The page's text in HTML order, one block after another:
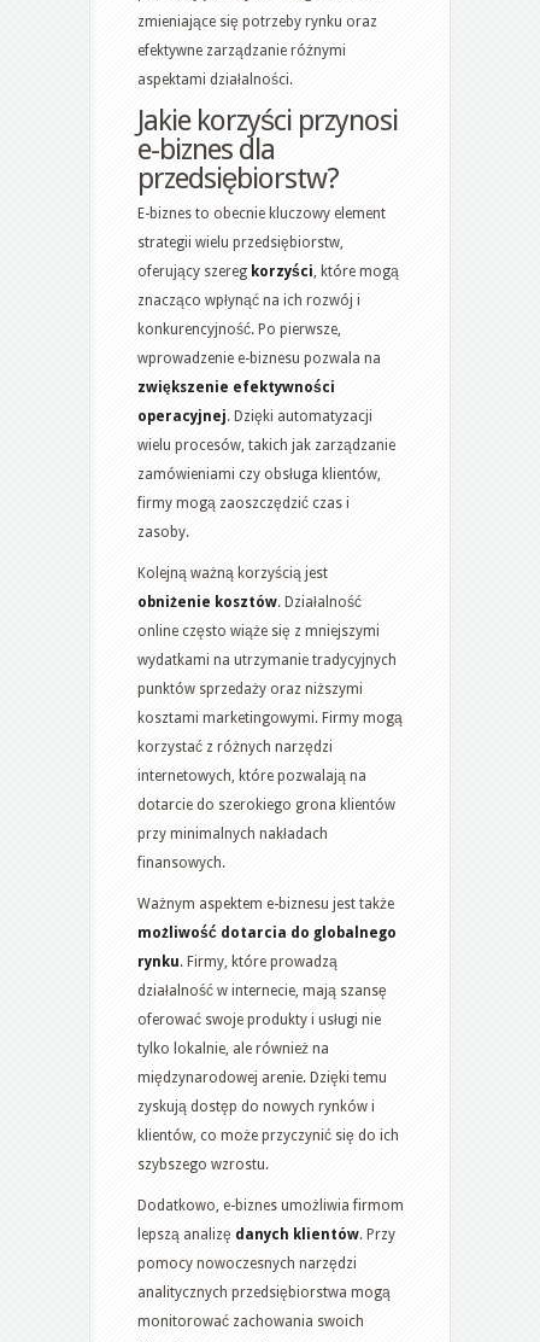
zmieniające się potrzeby rynku oraz
efektywne zarządzanie różnymi
aspektami działalności.
Jakie korzyści przynosi
e-biznes dla
przedsiębiorstw?
E-biznes to obecnie kluczowy element
strategii wielu przedsiębiorstw,
oferujący szereg korzyści, które mogą
znacząco wpłynąć na ich rozwój i
konkurencyjność. Po pierwsze,
wprowadzenie e-biznesu pozwala na
zwiększenie efektywności
operacyjnej. Dzięki automatyzacji
wielu procesów, takich jak zarządzanie
zamówieniami czy obsługa klientów,
firmy mogą zaoszczędzić czas i
zasoby.
Kolejną ważną korzyścią jest
obniżenie kosztów. Działalność
online często wiąże się z mniejszymi
wydatkami na utrzymanie tradycyjnych
punktów sprzedaży oraz niższymi
kosztami marketingowymi. Firmy mogą
korzystać z różnych narzędzi
internetowych, które pozwalają na
dotarcie do szerokiego grona klientów
przy minimalnych nakładach
finansowych.
Ważnym aspektem e-biznesu jest także
możliwość dotarcia do globalnego
rynku. Firmy, które prowadzą
działalność w internecie, mają szansę
oferować swoje produkty i usługi nie
tylko lokalnie, ale również na
międzynarodowej arenie. Dzięki temu
zyskują dostęp do nowych rynków i
klientów, co może przyczynić się do ich
szybszego wzrostu.
Dodatkowo, e-biznes umożliwia firmom
lepszą analizę danych klientów. Przy
pomocy nowoczesnych narzędzi
analitycznych przedsiębiorstwa mogą
monitorować zachowania swoich